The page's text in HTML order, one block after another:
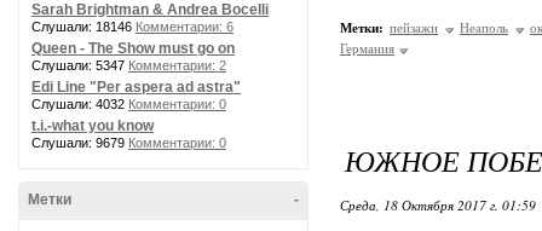
Sarah Brightman & Andrea Bocelli
Слушали: 18146 Комментарии: 6
Queen - The Show must go on
Слушали: 5347 Комментарии: 2
Edi Line "Per aspera ad astra"
Слушали: 4032 Комментарии: 0
t.i.-what you know
Слушали: 9679 Комментарии: 0
-
Метки
Метки: пейзажи Неаполь
Германия
ЮЖНОЕ
Среда, 18 Октября 2017 г. 01:59